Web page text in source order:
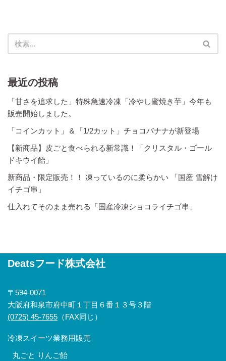
最近の投稿
「甘さを追求した」特殊急速冷凍「冷やし蜜焼き芋」今年も
販売開始しました。
「コインカット」＆「1/2カット」チョコバナナが新登場
【新商品】皮ごと食べられる新常識！「クリスタル・ゴール
ドキウイ飴」
新商品・限定販売！！ 凍っているのに柔らかい 「国産 雪解け
イチゴ串」
仕入れてそのまま売れる「国産冷凍ショコライチゴ串」
Deatsフード株式会社
〒594-0071
大阪府和泉市府中町１丁目６番１３号３階
(0725) 45-7655 （FAX同じ）
冷凍スイーツ業務用販売
丸ごと りんご飴